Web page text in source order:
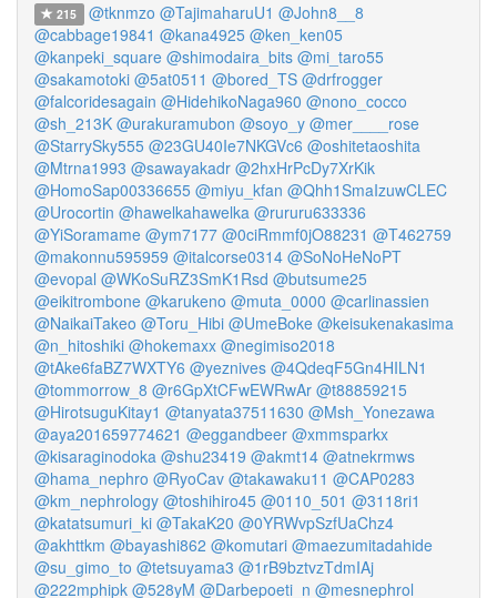
215 @tknmzo @TajimaharuU1 @John8__8
@cabbage19841 @kana4925 @ken_ken05
@kanpeki_square @shimodaira_bits @mi_taro55
@sakamotoki @5at0511 @bored_TS @drfrogger
@falcoridesagain @HidehikoNaga960 @nono_cocco
@sh_213K @urakuramubon @soyo_y @mer____rose
@StarrySky555 @23GU40Ie7NKGVc6 @oshitetaoshita
@Mtrna1993 @sawayakadr @2hxHrPcDy7XrKik
@HomoSap00336655 @miyu_kfan @Qhh1SmaIzuwCLEC
@Urocortin @hawelkahawelka @rururu633336
@YiSoramame @ym7177 @0ciRmmf0jO88231 @T462759
@makonnu595959 @italcorse0314 @SoNoHeNoPT
@evopal @WKoSuRZ3SmK1Rsd @butsume25
@eikitrombone @karukeno @muta_0000 @carlinassien
@NaikaiTakeo @Toru_Hibi @UmeBoke @keisukenakasima
@n_hitoshiki @hokemaxx @negimiso2018
@tAke6faBZ7WXTY6 @yeznives @4QdeqF5Gn4HILN1
@tommorrow_8 @r6GpXtCFwEWRwAr @t88859215
@HirotsuguKitay1 @tanyata37511630 @Msh_Yonezawa
@aya201659774621 @eggandbeer @xmmsparkx
@kisaraginodoka @shu23419 @akmt14 @atnekrmws
@hama_nephro @RyoCav @takawaku11 @CAP0283
@km_nephrology @toshihiro45 @0110_501 @3118ri1
@katatsumuri_ki @TakaK20 @0YRWvpSzfUaChz4
@akhttkm @bayashi862 @komutari @maezumitadahide
@su_gimo_to @tetsuyama3 @1rB9bztvzTdmIAj
@222mphipk @528yM @Darbepoeti_n @mesnephrol